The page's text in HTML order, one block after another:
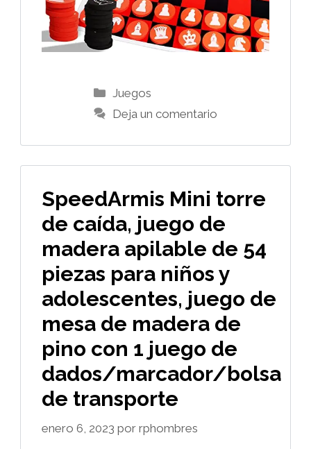
Categorías
Juegos
Deja un comentario
SpeedArmis Mini torre
de caída, juego de
madera apilable de 54
piezas para niños y
adolescentes, juego de
mesa de madera de
pino con 1 juego de
dados/marcador/bolsa
de transporte
enero 6, 2023 por rphombres